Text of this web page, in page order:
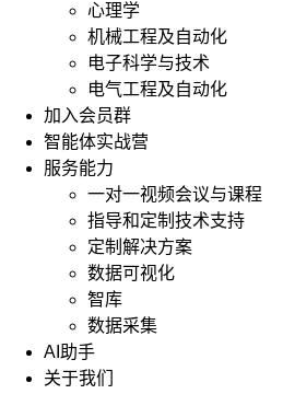
心理学
机械工程及自动化
电子科学与技术
电气工程及自动化
加入会员群
智能体实战营
服务能力
一对一视频会议与课程
指导和定制技术支持
定制解决方案
数据可视化
智库
数据采集
AI助手
关于我们